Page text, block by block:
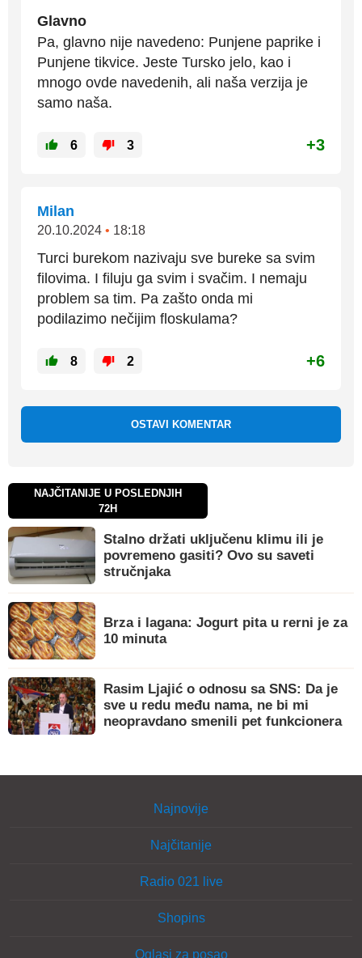
Glavno
Pa, glavno nije navedeno: Punjene paprike i
Punjene tikvice. Jeste Tursko jelo, kao i
mnogo ovde navedenih, ali naša verzija je
samo naša.
6 3 +3
Milan
20.10.2024 • 18:18
Turci burekom nazivaju sve bureke sa svim
filovima. I filuju ga svim i svačim. I nemaju
problem sa tim. Pa zašto onda mi
podilazimo nečijim floskulama?
8 2 +6
OSTAVI KOMENTAR
NAJČITANIJE U POSLEDNJIH
72H
Stalno držati uključenu klimu ili je
povremeno gasiti? Ovo su saveti
stručnjaka
Brza i lagana: Jogurt pita u rerni je za
10 minuta
Rasim Ljajić o odnosu sa SNS: Da je
sve u redu među nama, ne bi mi
neopravdano smenili pet funkcionera
Najnovije
Najčitanije
Radio 021 live
Shopins
Oglasi za posao